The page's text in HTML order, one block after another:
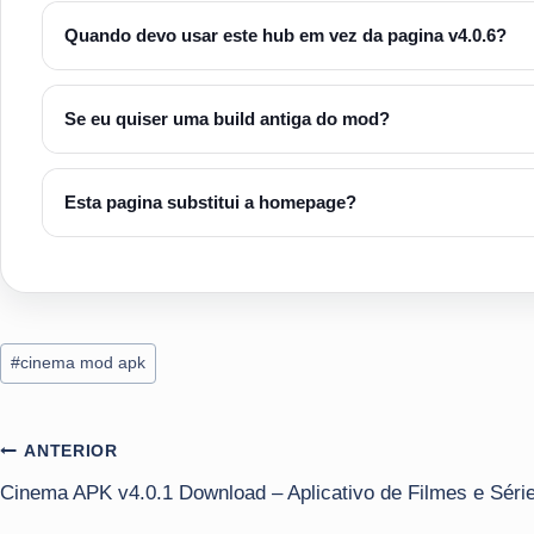
Quando devo usar este hub em vez da pagina v4.0.6?
Quando a busca for ampla por Cinema Mod APK e nao
Se eu quiser uma build antiga do mod?
Use a pagina exata correspondente ou o hub de versoes
Esta pagina substitui a homepage?
Tags
do
#cinema mod apk
Navegação
de
ANTERIOR
Cinema APK v4.0.1 Download – Aplicativo de Filmes e